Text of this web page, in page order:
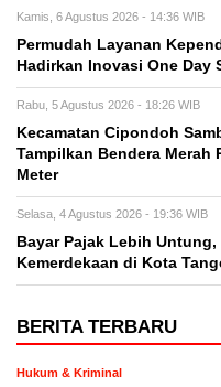
Kamis, 6 Agustus 2026 - 14:36 WIB
Permudah Layanan
Hadirkan Inovasi One Day
Rabu, 5 Agustus 2026 - 18:26 WIB
Kecamatan Cipondoh
Tampilkan Bendera Merah
Meter
Selasa, 4 Agustus 2026 - 19:36 WIB
Bayar Pajak Lebih
Kemerdekaan di Kota
BERITA TERBARU
Hukum & Kriminal